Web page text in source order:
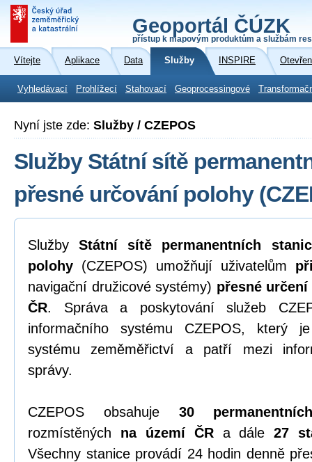
Geoportál ČÚZK
přístup k mapovým produktům a službám
Vítejte Aplikace Data Služby INSPIRE
Vyhledávací Prohlížecí Stahovací Geoprocessingové
Nyní jste zde: Služby / CZEPOS
Služby Státní sítě
přesné určování polohy
SlužbyStátní sítě permanentních
polohy (CZEPOS) umožňují uživatelům
navigační družicové systémy) přesné
ČR. Správa a poskytování služeb
informačního systému CZEPOS, který
systému zeměměřictví a patří mezi
správy.
CZEPOS obsahuje 30
rozmístěných na území ČRa dále27
Všechny stanice provádí 24 hodin denně